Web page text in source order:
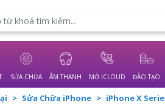
SỬA CHỮA ÂM THANH MỞ ICLOUD ĐÀO TẠO
Sửa Chữa iPhone iPhone X